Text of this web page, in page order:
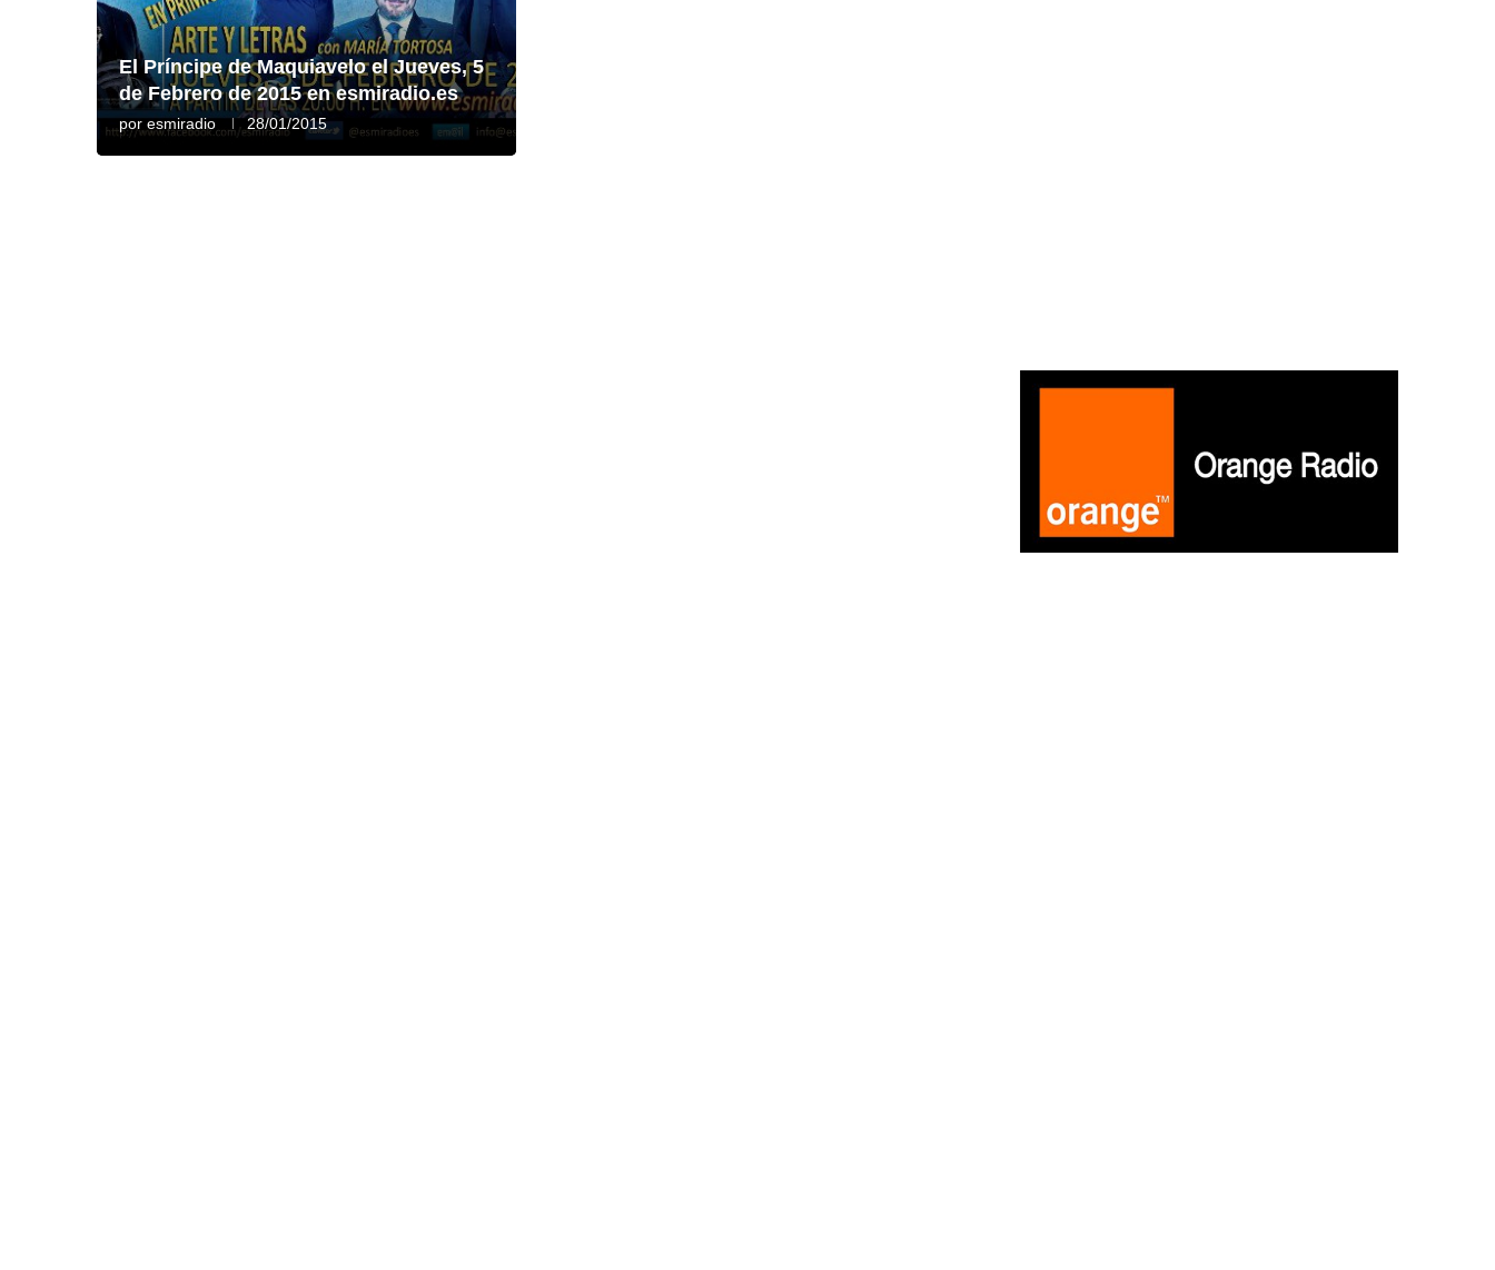
El Príncipe de Maquiavelo el Jueves, 5
de Febrero de 2015 en esmiradio.es
poresmiradio 28/01/2015